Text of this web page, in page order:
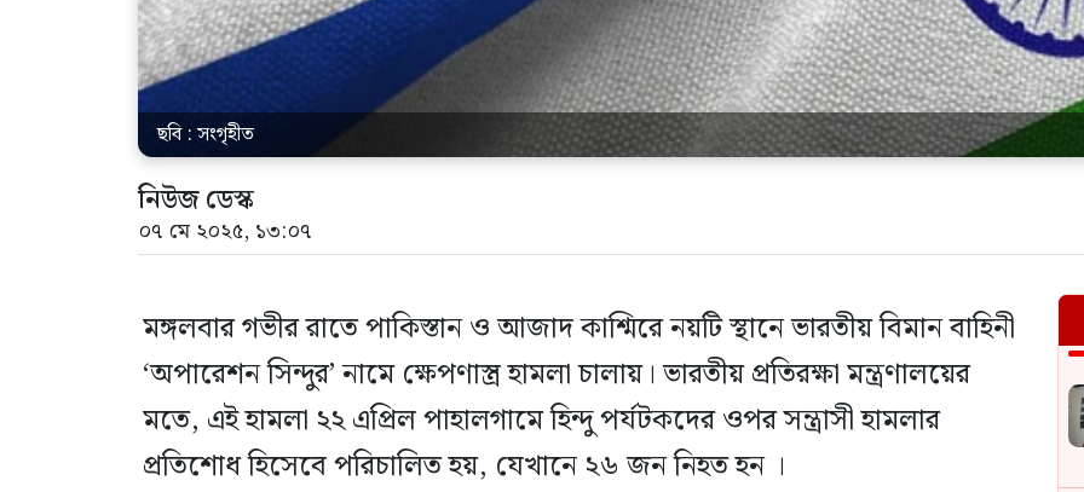
ছবি : সংগৃহীত
নিউজ ডেস্ক
০৭ মে ২০২৫, ১৩:০৭
মঙ্গলবার গভীর রাতে পাকিস্তান ও আজাদ কাশ্মিরে নয়টি স্থানে ভারতীয় বিমান বাহিনী
‘অপারেশন সিন্দুর’ নামে ক্ষেপণাস্ত্র হামলা চালায়। ভারতীয় প্রতিরক্ষা মন্ত্রণালয়ের
মতে, এই হামলা ২২ এপ্রিল পাহালগামে হিন্দু পর্যটকদের ওপর সন্ত্রাসী হামলার
প্রতিশোধ হিসেবে পরিচালিত হয়, যেখানে ২৬ জন নিহত হন ।